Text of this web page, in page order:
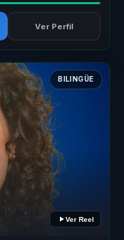
Ver Perfil
BILINGÜE
Ver Reel